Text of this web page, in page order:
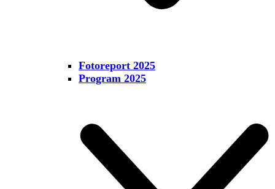
Fotoreport 2025
Program 2025